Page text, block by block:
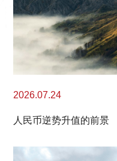
2026.07.24
人民币逆势升值的前景